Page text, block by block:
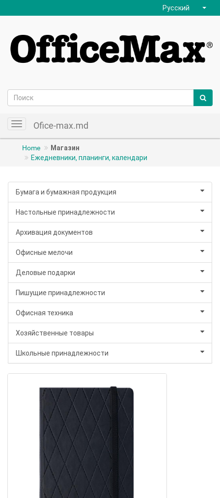
Русский
ToggleOfice-max.md
Home
Магазин
Ежедневники, планинги, календари
Бумага и бумажная продукция
Настольные принадлежности
Архивация документов
Офисные мелочи
Деловые подарки
Пишущие принадлежности
Офисная техника
Хозяйственные товары
Школьные принадлежности